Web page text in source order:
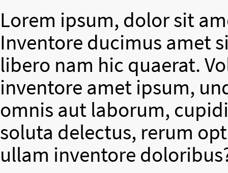
Lorem ipsum, dolor sit
Inventore ducimus amet
libero nam hic quaerat.
inventore amet ipsum,
omnis aut laborum,
soluta delectus, rerum
ullam inventore